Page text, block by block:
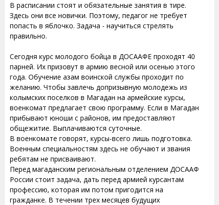
В расписании стоят и обязательные занятия в тире.
Здесь они все новички. Поэтому, педагог не требует
попасть в яблочко. Задача - научиться стрелять
правильно.
Сегодня курс молодого бойца в ДОСААФЕ проходят 40
парней. Их призовут в армию весной или осенью этого
года. Обучение азам воинской службы проходит по
желанию. Чтобы завлечь допризывную молодежь из
колымских поселков в Магадан на армейские курсы,
военкомат предлагает свою программу. Если в Магадан
прибывают юноши с районов, им предоставляют
общежитие. Выплачиваются суточные.
В военкомате говорят, курсы-всего лишь подготовка.
Военным специальностям здесь не обучают и звания
ребятам не присваивают.
Перед магаданским региональным отделением ДОСААФ
России стоит задача, дать перед армией курсантам
профессию, которая им потом пригодится на
гражданке. В течении трех месяцев будущих